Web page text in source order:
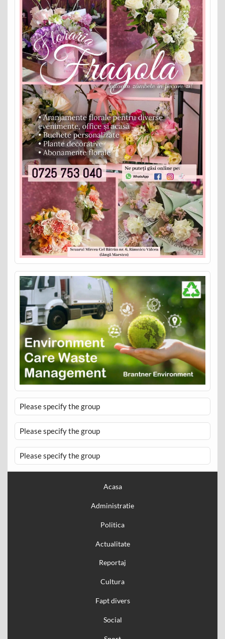
Please specify the group
Please specify the group
Please specify the group
Acasa
Administratie
Politica
Actualitate
Reportaj
Cultura
Fapt divers
Social